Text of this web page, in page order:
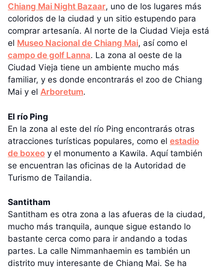
Chiang Mai Night Bazaar, uno de los lugares más
coloridos de la ciudad y un sitio estupendo para
comprar artesanía. Al norte de la Ciudad Vieja está
el Museo Nacional de Chiang Mai, así como el
campo de golf Lanna. La zona al oeste de la
Ciudad Vieja tiene un ambiente mucho más
familiar, y es donde encontrarás el zoo de Chiang
Mai y el Arboretum.
El río Ping
En la zona al este del río Ping encontrarás otras
atracciones turísticas populares, como el estadio
de boxeo y el monumento a Kawila. Aquí también
se encuentran las oficinas de la Autoridad de
Turismo de Tailandia.
Santitham
Santitham es otra zona a las afueras de la ciudad,
mucho más tranquila, aunque sigue estando lo
bastante cerca como para ir andando a todas
partes. La calle Nimmanhaemin es también un
distrito muy interesante de Chiang Mai. Se ha